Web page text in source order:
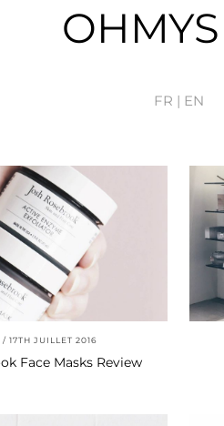
FR | EN
17TH JUILLET 2016
Face Masks Review